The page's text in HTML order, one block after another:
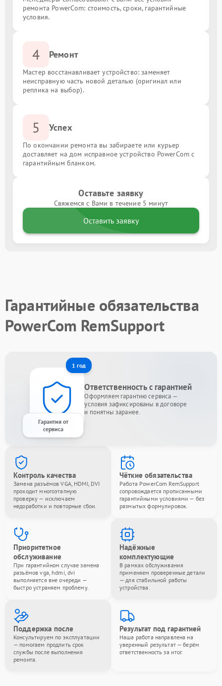
ремонта PowerCom: стоимость, сроки, гарантийные
условия.
4 Ремонт
Мастер восстанавливает устройство: заменяет
неисправную часть новой деталью (оригинал или
реплика на выбор).
5 Успех
По окончании ремонта вы забираете или курьер
доставляет на дом исправное устройство PowerCom с
гарантийным бланком.
Оставьте заявку
Свяжемся с Вами в течение 5 минут
Оставить заявку
Гарантийные обязательства
PowerCom RemSupport
1 год
Гарантия от
сервиса
Ответственность с гарантией
Оформляем гарантию сервиса —
условия зафиксированы в договоре
и понятны заранее.
Контроль качества
Замена разъёмов VGA, HDMI, DVI
проходит многоэтапную
проверку — исключаем
недоработки и повторные сбои.
Чёткие обязательства
Работа PowerCom RemSupport
сопровождается прописанными
гарантийными условиями — без
размытых формулировок.
Приоритетное
обслуживание
При гарантийном случае замена
разъёмов vga, hdmi, dvi
выполняется вне очереди —
быстро устраняем проблему.
Надёжные
комплектующие
В рамках обслуживания
применяем проверенные детали
— для стабильной работы
устройства.
Поддержка после
Консультируем по эксплуатации
— помогаем продлить срок
службы после выполнения
ремонта.
Результат под гарантией
Наша работа направлена на
уверенный результат — берём
ответственность за итог.